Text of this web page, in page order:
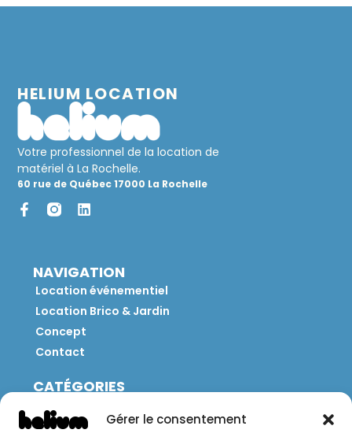
Gérer le consentement
HELIUM LOCATION
Votre professionnel de la location de
matériel à La Rochelle.
60 rue de Québec 17000 La Rochelle
NAVIGATION
Location événementiel
Location Brico & Jardin
Concept
Contact
CATÉGORIES
Mobilier